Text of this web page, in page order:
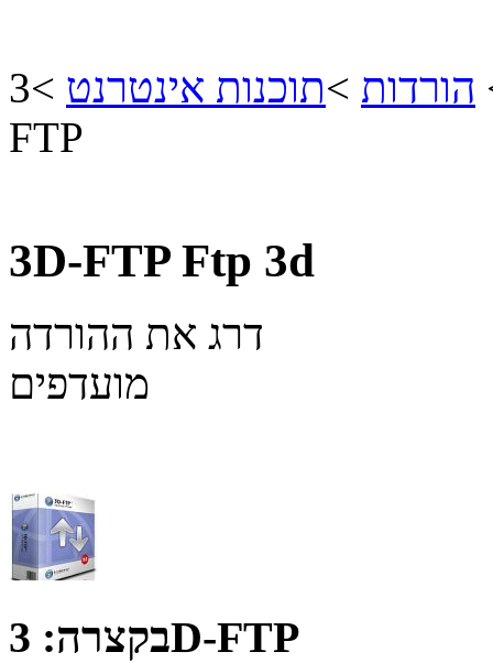
הורדות >תוכנות אינטרנט >
3D-
FTP
3D-FTP Ftp 3d
דרג את ההורדה
מועדפים
בקצרה:3D-FTP